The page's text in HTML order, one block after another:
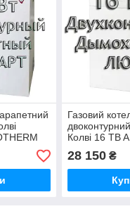
Газовий
Колві 16 TB
ЛЮКС
28 150₴